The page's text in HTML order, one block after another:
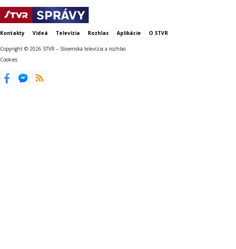
Kontakty Videá Televízia Rozhlas Aplikácie O STVR
Copyright © 2026 STVR – Slovenská televízia a rozhlas
Cookies